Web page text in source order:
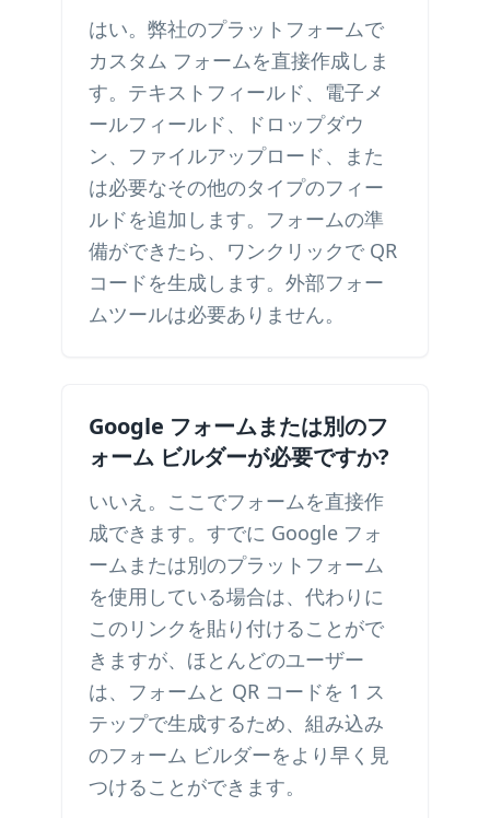
はい。弊社のプラットフォームで
カスタム フォームを直接作成しま
す。テキストフィールド、電子メ
ールフィールド、ドロップダウ
ン、ファイルアップロード、また
は必要なその他のタイプのフィー
ルドを追加します。フォームの準
備ができたら、ワンクリックで QR
コードを生成します。外部フォー
ムツールは必要ありません。
Google フォームまたは別のフ
ォーム ビルダーが必要ですか?
いいえ。ここでフォームを直接作
成できます。すでに Google フォ
ームまたは別のプラットフォーム
を使用している場合は、代わりに
このリンクを貼り付けることがで
きますが、ほとんどのユーザー
は、フォームと QR コードを 1 ス
テップで生成するため、組み込み
のフォーム ビルダーをより早く見
つけることができます。